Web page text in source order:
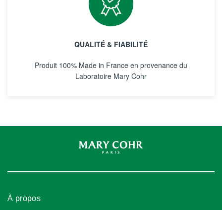
QUALITÉ & FIABILITÉ
Produit 100% Made in France en provenance du
Laboratoire Mary Cohr
À propos